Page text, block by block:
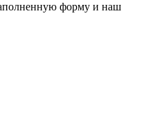
форму и наш